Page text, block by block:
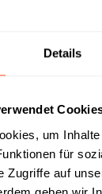
Details
um
für
Zugriffe auf